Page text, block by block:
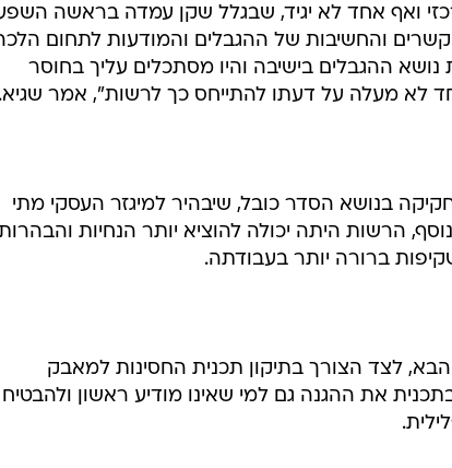
ואף אחד לא יגיד, שבגלל שקן עמדה בראשה
והחשיבות של ההגבלים והמודעות לתחום
ההגבלים בישיבה והיו מסתכלים עליך בחוסר
לא מעלה על דעתו להתייחס כך לרשות", אמר שגיא.
בנושא הסדר כובל, שיבהיר למיגזר העסקי מתי
הרשות היתה יכולה להוציא יותר הנחיות
שקיפות ברורה יותר בעבודתה.
לצד הצורך בתיקון תכנית החסינות למאבק
את ההגנה גם למי שאינו מודיע ראשון ולהבטיח